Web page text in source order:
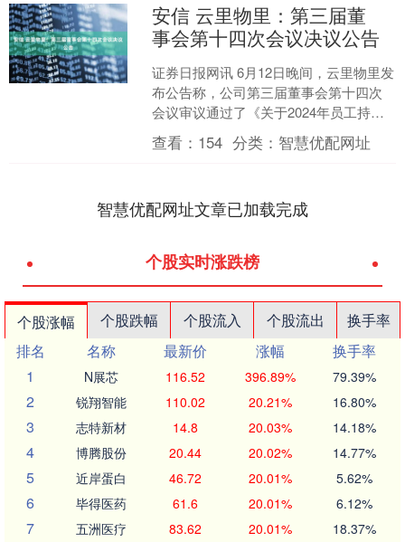
安信 云里物里：第三届董
事会第十四次会议决议公告
证券日报网讯 6月12日晚间，云里物里发
布公告称，公司第三届董事会第十四次
会议审议通过了《关于2024年员工持股
计划第一个锁定期届满暨解锁条件未成
就的议案》《关....
查看： 154 分类： 智慧优配网址
智慧优配网址文章已加载完成
个股实时涨跌榜
个股涨幅 个股跌幅 个股流入 个股流出
换手率
排名
名称 最新价 涨幅
换手率
1
N展芯 116.52 396.89% 79.39%
2 锐翔智能 110.02 20.21% 16.80%
3 志特新材 14.8 20.03% 14.18%
4 博腾股份 20.44 20.02% 14.77%
5 近岸蛋白 46.72 20.01% 5.62%
6 毕得医药 61.6 20.01% 6.12%
7 五洲医疗 83.62 20.01% 18.37%